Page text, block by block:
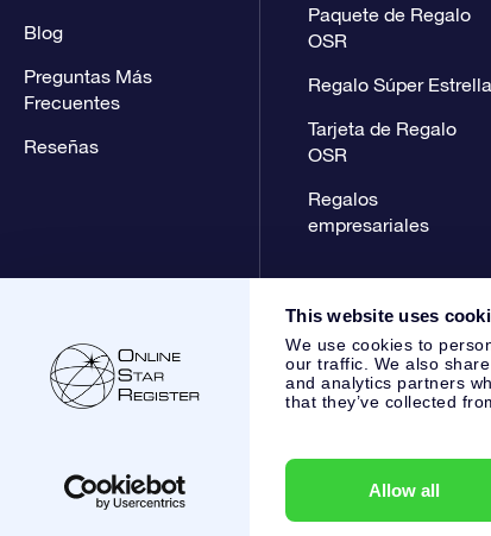
This website uses
We use cookies to
our traffic. We also
and analytics partners
that they’ve collected
Allow all
Blog
Preguntas Más
Frecuentes
Reseñas
Paquete de Regalo
OSR
Regalo Súper Estrella
Tarjeta de Regalo
OSR
Regalos
empresariales
Atención al Cliente:
KVK: 60333553,